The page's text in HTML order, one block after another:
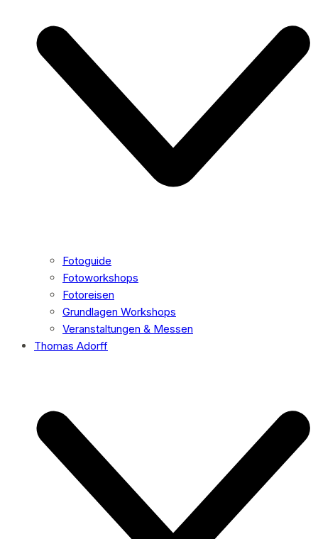
Fotoguide
Fotoworkshops
Fotoreisen
Grundlagen Workshops
Veranstaltungen & Messen
Thomas Adorff